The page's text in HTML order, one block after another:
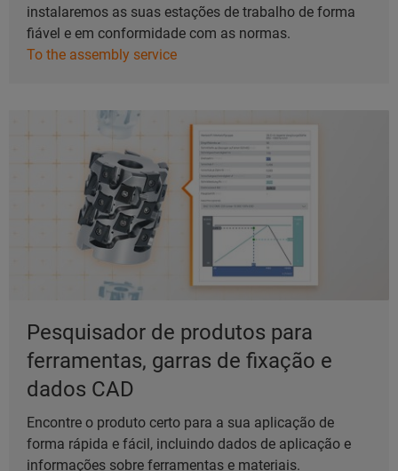
instalaremos as suas estações de trabalho de forma
fiável e em conformidade com as normas.
To the assembly service
Pesquisador de produtos para
ferramentas, garras de fixação e
dados CAD
Encontre o produto certo para a sua aplicação de
forma rápida e fácil, incluindo dados de aplicação e
informações sobre ferramentas e materiais.